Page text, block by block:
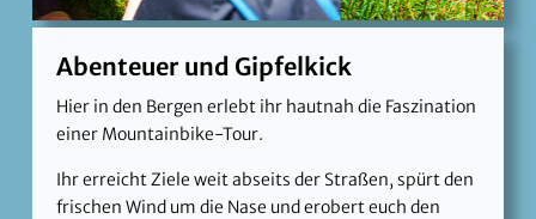
Abenteuer und Gipfelkick
Hier in den Bergen erlebt ihr hautnah die Faszination
einer Mountainbike-Tour.
Ihr erreicht Ziele weit abseits der Straßen, spürt den
frischen Wind um die Nase und erobert euch den